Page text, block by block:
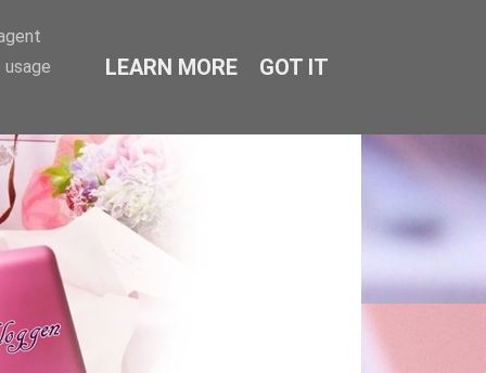
LEARN MORE GOT IT